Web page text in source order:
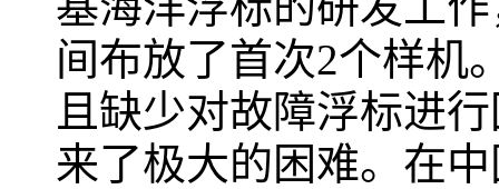
间布放了首次2个样机
且缺少对故障浮标进
来了极大的困难。在